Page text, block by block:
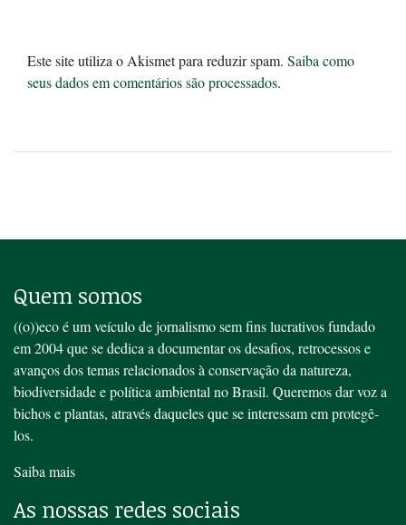
Este site utiliza o Akismet para reduzir spam. Saiba como
seus dados em comentários são processados.
Quem somos
((o))eco é um veículo de jornalismo sem fins lucrativos fundado
em 2004 que se dedica a documentar os desafios, retrocessos e
avanços dos temas relacionados à conservação da natureza,
biodiversidade e política ambiental no Brasil. Queremos dar voz a
bichos e plantas, através daqueles que se interessam em protegê-
los.
Saiba mais
As nossas redes sociais